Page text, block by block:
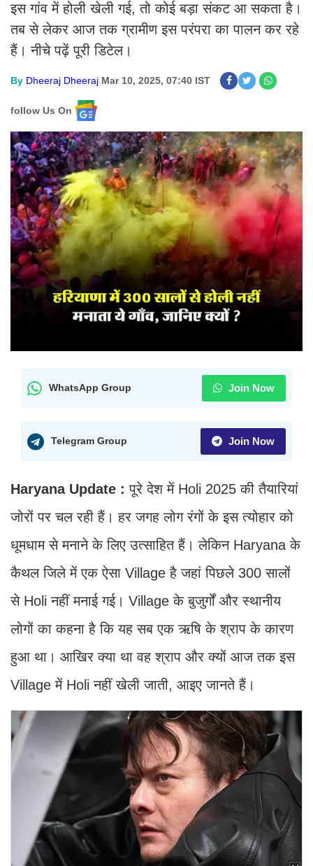
इस गांव में होली खेली गई, तो कोई बड़ा संकट आ सकता है।
तब से लेकर आज तक ग्रामीण इस परंपरा का पालन कर रहे
हैं। नीचे पढ़ें पूरी डिटेल।
By Dheeraj Dheeraj Mar 10, 2025, 07:40 IST
follow Us On
WhatsApp Group Join Now
Telegram Group Join Now
Haryana Update : पूरे देश में Holi 2025 की तैयारियां
जोरों पर चल रही हैं। हर जगह लोग रंगों के इस त्योहार को
धूमधाम से मनाने के लिए उत्साहित हैं। लेकिन Haryana के
कैथल जिले में एक ऐसा Village है जहां पिछले 300 सालों
से Holi नहीं मनाई गई। Village के बुजुर्गों और स्थानीय
लोगों का कहना है कि यह सब एक ऋषि के श्राप के कारण
हुआ था। आखिर क्या था वह श्राप और क्यों आज तक इस
Village में Holi नहीं खेली जाती, आइए जानते हैं।